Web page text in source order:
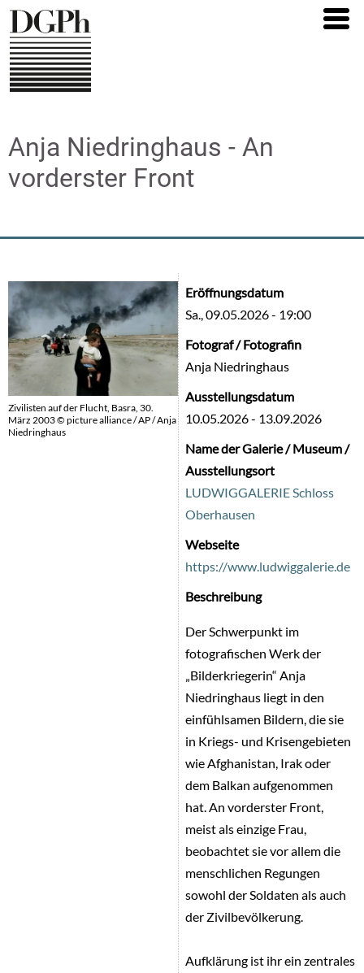
Direkt
zum
Inhalt
Anja Niedringhaus - An
vorderster Front
Zivilisten auf der Flucht, Basra, 30.
März 2003 © picture alliance / AP / Anja
Niedringhaus
Eröffnungsdatum
Sa., 09.05.2026 - 19:00
Fotograf / Fotografin
Anja Niedringhaus
Ausstellungsdatum
10.05.2026- 13.09.2026
Name der Galerie / Museum /
Ausstellungsort
LUDWIGGALERIE Schloss
Oberhausen
Webseite
https://www.ludwiggalerie.de
Beschreibung
Der Schwerpunkt im
fotografischen Werk der
„Bilderkriegerin“ Anja
Niedringhaus liegt in den
einfühlsamen Bildern, die sie
in Kriegs- und Krisengebieten
wie Afghanistan, Irak oder
dem Balkan aufgenommen
hat. An vorderster Front,
meist als einzige Frau,
beobachtet sie vor allem die
menschlichen Regungen
sowohl der Soldaten als auch
der Zivilbevölkerung.
Aufklärung ist ihr ein zentrales